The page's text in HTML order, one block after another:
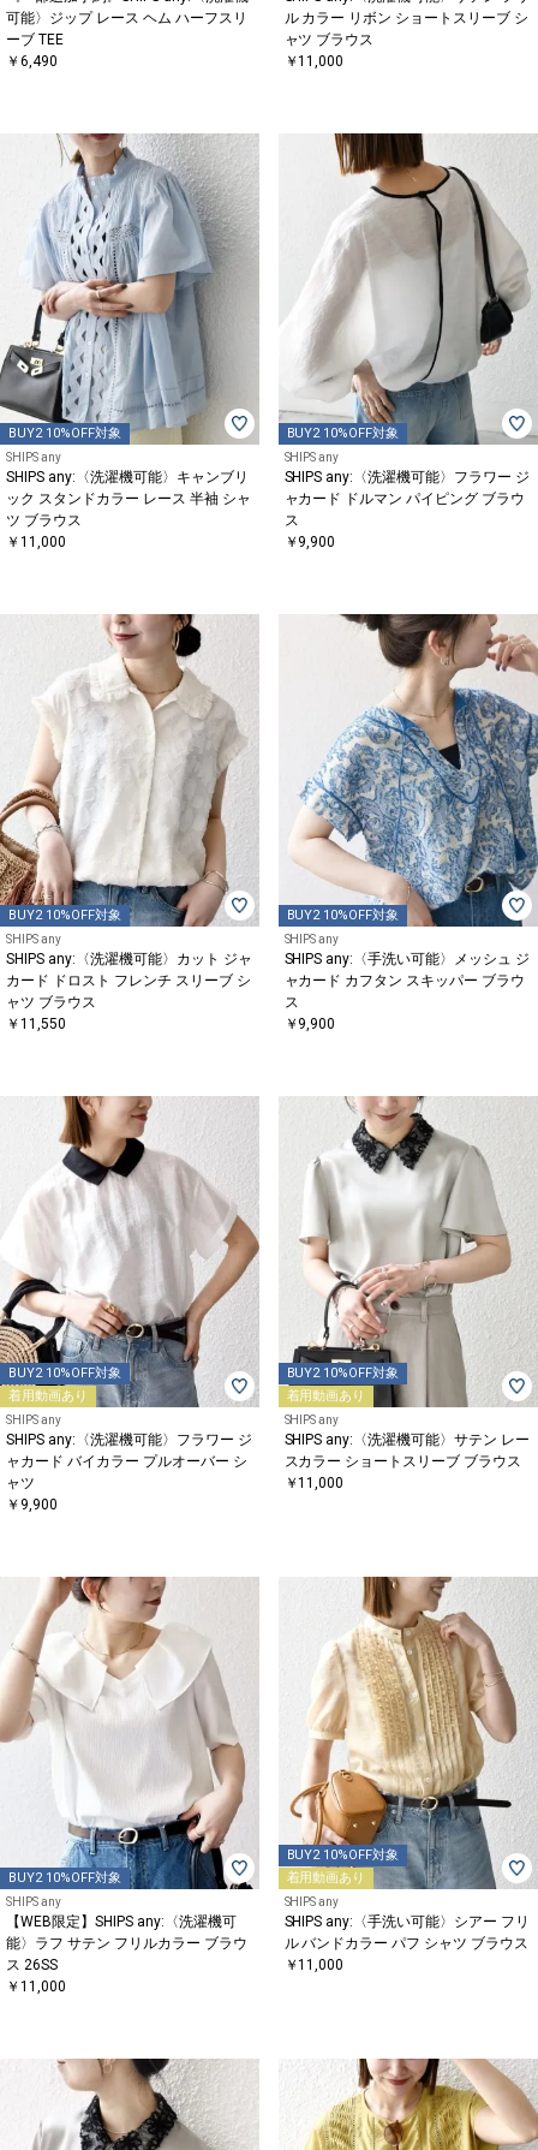
可能〉ジップ レース ヘム ハーフスリ
ーブ TEE
￥6,490
ル カラー リボン ショートスリーブ シ
ャツ ブラウス
￥11,000
BUY2 10%OFF対象
SHIPS any
SHIPS any:〈洗濯機可能〉キャンブリ
ック スタンドカラー レース 半袖 シャ
ツ ブラウス
￥11,000
BUY2 10%OFF対象
SHIPS any
SHIPS any:〈洗濯機可能〉フラワー ジ
ャカード ドルマン パイピング ブラウ
ス
￥9,900
BUY2 10%OFF対象
SHIPS any
SHIPS any:〈洗濯機可能〉カット ジャ
カード ドロスト フレンチ スリーブ シ
ャツ ブラウス
￥11,550
BUY2 10%OFF対象
SHIPS any
SHIPS any:〈手洗い可能〉メッシュ ジ
ャカード カフタン スキッパー ブラウ
ス
￥9,900
BUY2 10%OFF対象
着用動画あり
SHIPS any
SHIPS any:〈洗濯機可能〉フラワー ジ
ャカード バイカラー プルオーバー シ
ャツ
￥9,900
BUY2 10%OFF対象
着用動画あり
SHIPS any
SHIPS any:〈洗濯機可能〉サテン レー
スカラー ショートスリーブ ブラウス
￥11,000
BUY2 10%OFF対象
SHIPS any
【WEB限定】SHIPS any:〈洗濯機可
能〉ラフ サテン フリルカラー ブラウ
ス 26SS
￥11,000
BUY2 10%OFF対象
着用動画あり
SHIPS any
SHIPS any:〈手洗い可能〉シアー フリ
ル バンドカラー パフ シャツ ブラウス
￥11,000